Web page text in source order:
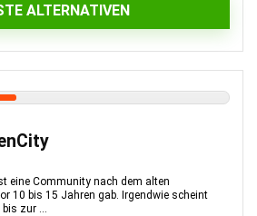
ALTERNATIVEN
eine Community nach dem alten
10 bis 15 Jahren gab. Irgendwie scheint
zur ...